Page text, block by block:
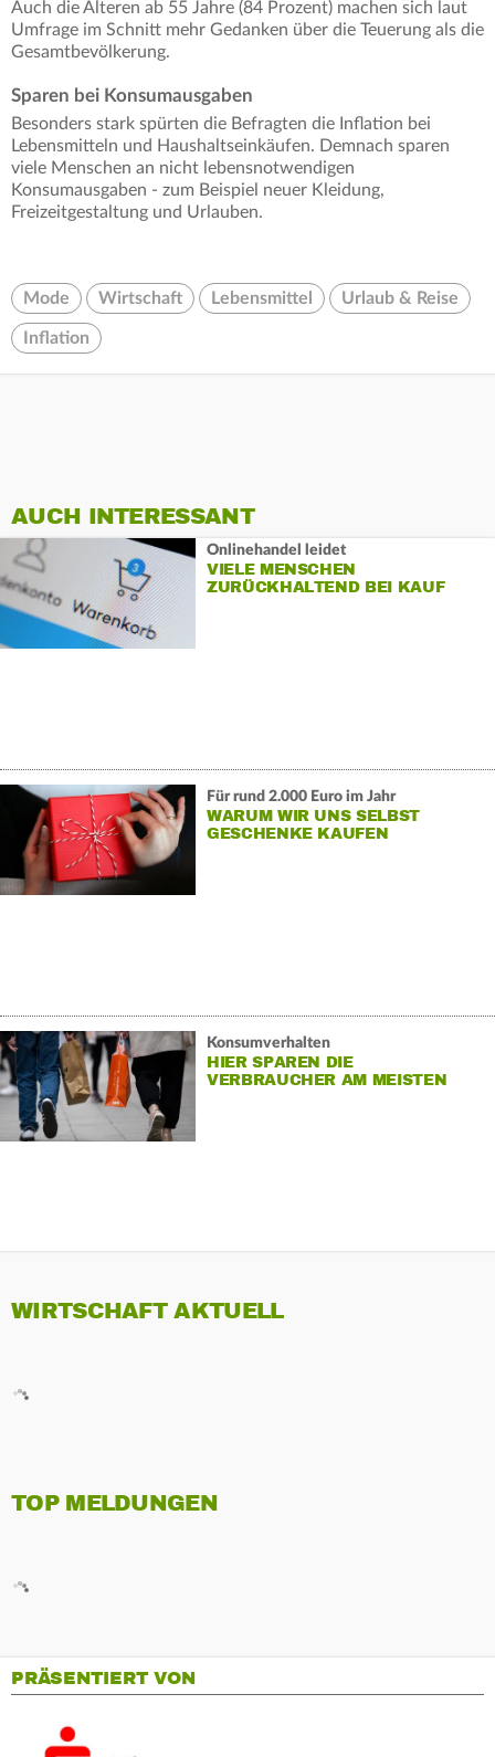
Auch die Älteren ab 55 Jahre (84 Prozent) machen sich laut
Umfrage im Schnitt mehr Gedanken über die Teuerung als die
Gesamtbevölkerung.
Sparen bei Konsumausgaben
Besonders stark spürten die Befragten die Inflation bei
Lebensmitteln und Haushaltseinkäufen. Demnach sparen
viele Menschen an nicht lebensnotwendigen
Konsumausgaben - zum Beispiel neuer Kleidung,
Freizeitgestaltung und Urlauben.
Mode Wirtschaft Lebensmittel Urlaub & Reise
Inflation
AUCH INTERESSANT
Onlinehandel leidet
VIELE MENSCHEN
ZURÜCKHALTEND BEI KAUF
Für rund 2.000 Euro im Jahr
WARUM WIR UNS SELBST
GESCHENKE KAUFEN
Konsumverhalten
HIER SPAREN DIE
VERBRAUCHER AM MEISTEN
WIRTSCHAFT AKTUELL
TOP MELDUNGEN
PRÄSENTIERT VON